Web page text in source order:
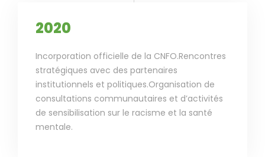
2020
Incorporation officielle de la CNFO.Rencontres
stratégiques avec des partenaires
institutionnels et politiques.Organisation de
consultations communautaires et d’activités
de sensibilisation sur le racisme et la santé
mentale.